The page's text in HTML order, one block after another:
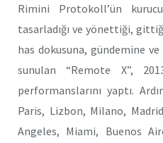
Rimini Protokoll’ün
tasarladığı ve yönettiği,
has dokusuna, gündemine
sunulan “Remote X”,
performanslarını yaptı.
Paris, Lizbon, Milano,
Angeles, Miami, Buenos